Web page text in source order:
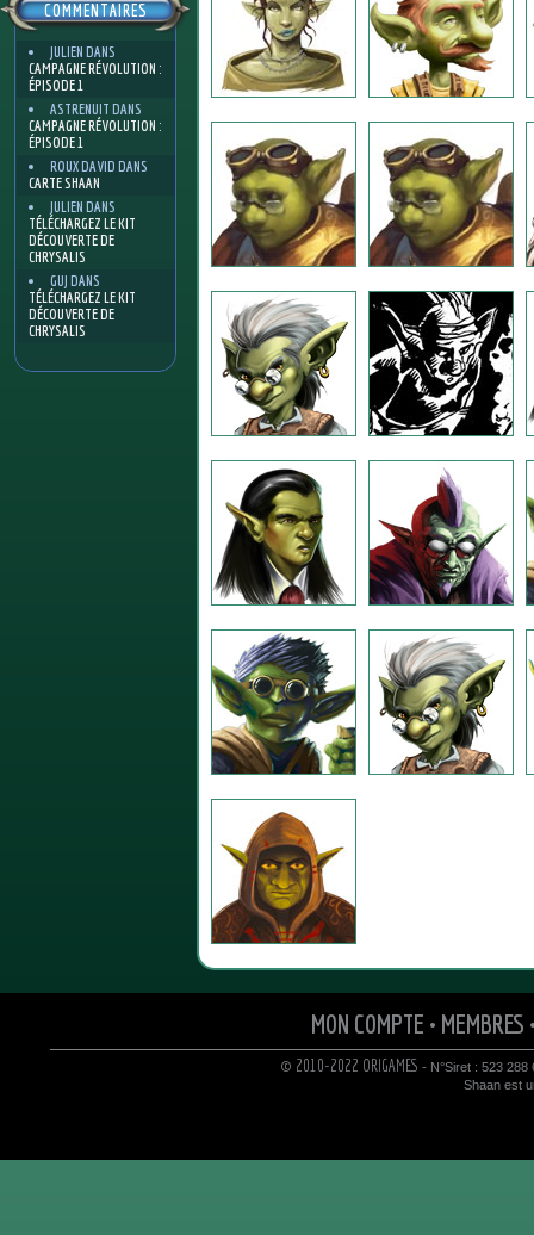
COMMENTAIRES
JULIEN DANS
CAMPAGNE RÉVOLUTION :
ÉPISODE 1
ASTRENUIT DANS
CAMPAGNE RÉVOLUTION :
ÉPISODE 1
ROUX DAVID DANS
CARTE SHAAN
JULIEN DANS
TÉLÉCHARGEZ LE KIT
DÉCOUVERTE DE
CHRYSALIS
GUJ DANS
TÉLÉCHARGEZ LE KIT
DÉCOUVERTE DE
CHRYSALIS
MON COMPTE • MEMBRES
© 2010-2022 ORIGAMES - N°Siret : 523 288
Shaan est